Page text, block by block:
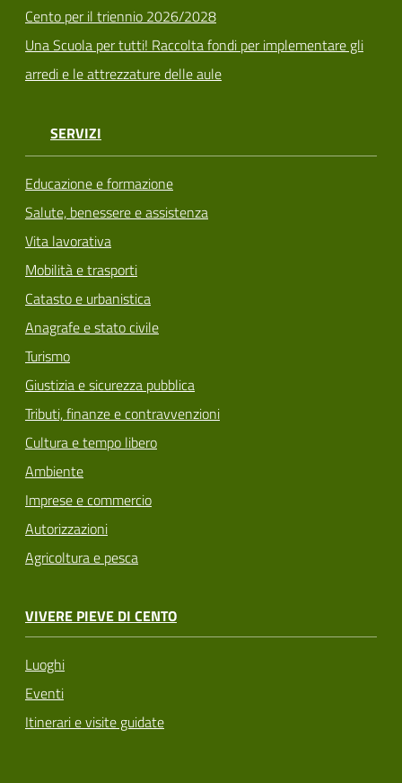
Cento per il triennio 2026/2028
Una Scuola per tutti! Raccolta fondi per implementare gli
arredi e le attrezzature delle aule
SERVIZI
Educazione e formazione
Salute, benessere e assistenza
Vita lavorativa
Mobilità e trasporti
Catasto e urbanistica
Anagrafe e stato civile
Turismo
Giustizia e sicurezza pubblica
Tributi, finanze e contravvenzioni
Cultura e tempo libero
Ambiente
Imprese e commercio
Autorizzazioni
Agricoltura e pesca
VIVERE PIEVE DI CENTO
Luoghi
Eventi
Itinerari e visite guidate